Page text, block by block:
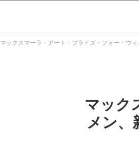
マックスマーラ・アート・プライズ・フォー・ウ
マック
メン、